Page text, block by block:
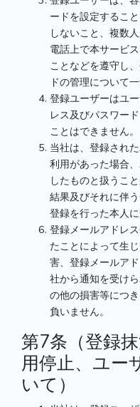
ードを設定するこ
しないこと、複数
電話上で本サービ
ことなどを遵守し
ドの管理について
登録ユーザーはユ
レス及びパスワー
ことはできません。
当社は、登録され
利用があった場合
したものと扱うこ
結果及びそれに伴
登録を行った本人
登録メールアドレ
たことによって生
害、登録メールア
社から通知を受け
の他の損害等につ
負いません。
第7条（登録
用停止、ユー
いて）